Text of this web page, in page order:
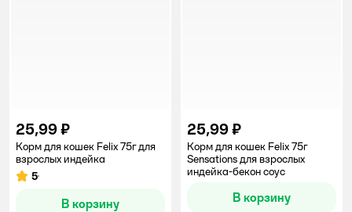
25,99 ₽
Корм для кошек Felix 75г для
взрослых индейка
Рейтинг:
5
В корзину
25,99 ₽
Корм для кошек Felix 75г
Sensations для взрослых
индейка-бекон соус
В корзину